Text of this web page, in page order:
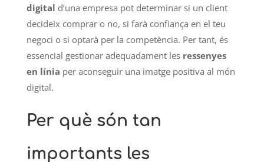
digital d’una empresa pot determinar si un client
decideix comprar o no, si farà confiança en el teu
negoci o si optarà per la competència. Per tant, és
essencial gestionar adequadament les ressenyes
en línia per aconseguir una imatge positiva al món
digital.
Per què són tan
importants les